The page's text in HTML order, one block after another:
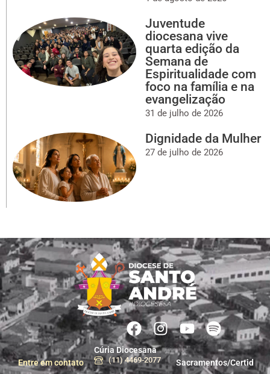
Juventude
diocesana vive
quarta edição da
Semana de
Espiritualidade com
foco na família e na
evangelização
31 de julho de 2026
Dignidade da Mulher
27 de julho de 2026
Entre em contato
Cúria Diocesana
(11) 4469-2077
Sacramentos/Certid